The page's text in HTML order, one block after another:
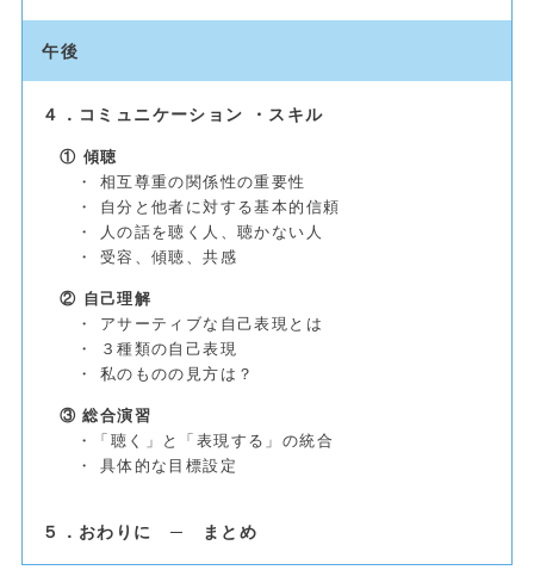
午後
４．コミュニケーション ・スキル
① 傾聴
・ 相互尊重の関係性の重要性
・ 自分と他者に対する基本的信頼
・ 人の話を聴く人、聴かない人
・ 受容、傾聴、共感
② 自己理解
・ アサーティブな自己表現とは
・ ３種類の自己表現
・ 私のものの見方は？
③ 総合演習
・「聴く」と「表現する」の統合
・ 具体的な目標設定
５．おわりに ─ まとめ